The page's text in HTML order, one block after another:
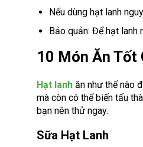
Nếu dùng hạt lanh
Bảo quản: Để hạt lanh
10 Món Ăn Tốt
Hạt lanh ăn như thế nào
mà còn có thể biến tấu
bạn nên thử ngay.
Sữa Hạt Lanh